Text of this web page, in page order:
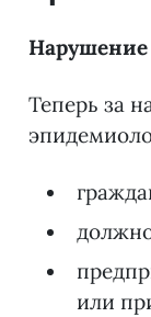
Теперь за
или